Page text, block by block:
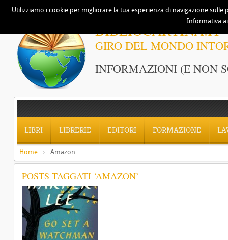
BIBLIOCARTINA.IT
GIRO DEL MONDO
INFORMAZIONI (E NON
LIBRI LIBRERIE EDITORI FORMAZIONE
Home Amazon
POSTS TAGGATI ‘AMAZON’
Utilizziamo i cookie per migliorare la tua esperienza di navigazione
Informativa ai